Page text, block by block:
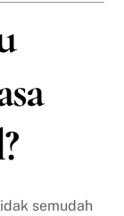
semudah